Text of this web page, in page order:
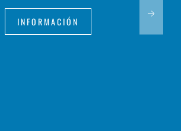
INFORMACIÓN